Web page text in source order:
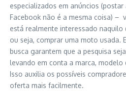
especializados em anúncios
Facebook não é a mesma coisa) –
está realmente interessado naquilo
ou seja, comprar uma moto usada.
busca garantem que a pesquisa
levando em conta a marca, modelo
Isso auxilia os possíveis
oferta mais facilmente.